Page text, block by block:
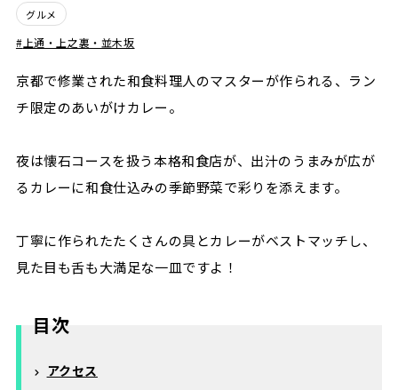
グルメ
上通・上之裏・並木坂
京都で修業された和食料理人のマスターが作られる、ラン
チ限定のあいがけカレー。
夜は懐石コースを扱う本格和食店が、出汁のうまみが広が
るカレーに和食仕込みの季節野菜で彩りを添えます。
丁寧に作られたたくさんの具とカレーがベストマッチし、
見た目も舌も大満足な一皿ですよ！
目次
アクセス